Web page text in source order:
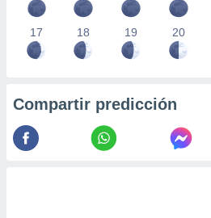
17 18 19 20
Compartir predicción